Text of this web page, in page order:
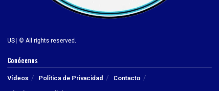
US | © All rights reserved.
Conócenos
Vídeos Política de Privacidad
Contacto